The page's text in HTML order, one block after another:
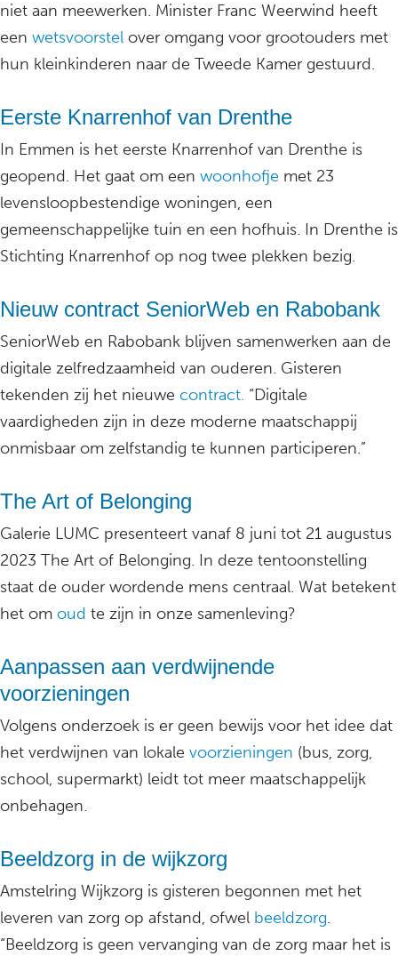
niet aan meewerken. Minister Franc Weerwind heeft
een wetsvoorstel over omgang voor grootouders met
hun kleinkinderen naar de Tweede Kamer gestuurd.
Eerste Knarrenhof van Drenthe
In Emmen is het eerste Knarrenhof van Drenthe is
geopend. Het gaat om een woonhofje met 23
levensloopbestendige woningen, een
gemeenschappelijke tuin en een hofhuis. In Drenthe is
Stichting Knarrenhof op nog twee plekken bezig.
Nieuw contract SeniorWeb en Rabobank
SeniorWeb en Rabobank blijven samenwerken aan de
digitale zelfredzaamheid van ouderen. Gisteren
tekenden zij het nieuwe contract. “Digitale
vaardigheden zijn in deze moderne maatschappij
onmisbaar om zelfstandig te kunnen participeren.”
The Art of Belonging
Galerie LUMC presenteert vanaf 8 juni tot 21 augustus
2023 The Art of Belonging. In deze tentoonstelling
staat de ouder wordende mens centraal. Wat betekent
het om oud te zijn in onze samenleving?
Aanpassen aan verdwijnende
voorzieningen
Volgens onderzoek is er geen bewijs voor het idee dat
het verdwijnen van lokale voorzieningen (bus, zorg,
school, supermarkt) leidt tot meer maatschappelijk
onbehagen.
Beeldzorg in de wijkzorg
Amstelring Wijkzorg is gisteren begonnen met het
leveren van zorg op afstand, ofwel beeldzorg.
“Beeldzorg is geen vervanging van de zorg maar het is